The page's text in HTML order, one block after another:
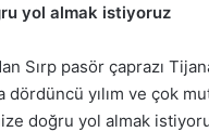
yol almak istiyoruz
Sırp pasör çaprazı
dördüncü yılım ve çok
doğru yol almak